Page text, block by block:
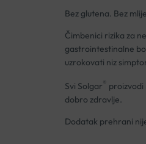
Bez glutena. Bez
Čimbenici rizika za
gastrointestinalne
uzrokovati niz
Svi Solgar ® proizvodi
dobro zdravlje.
Dodatak prehrani